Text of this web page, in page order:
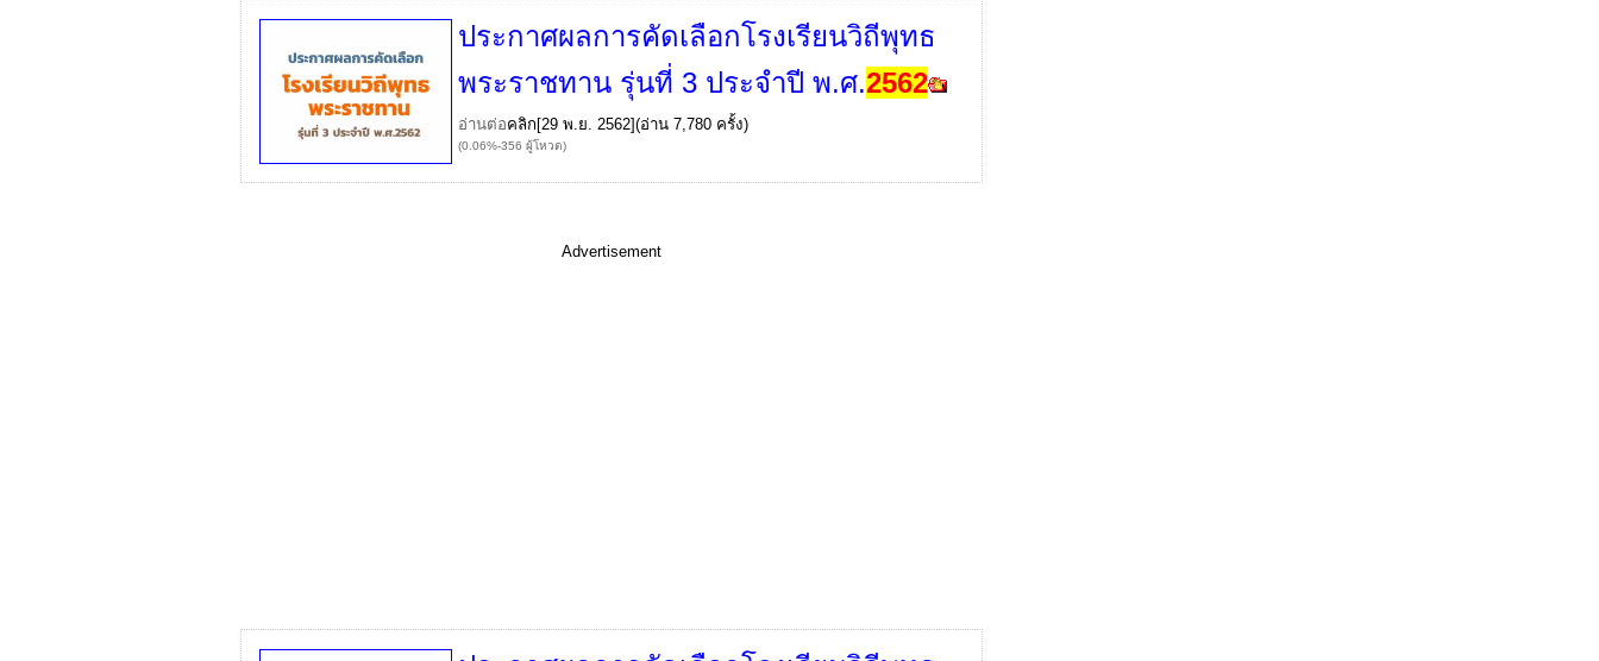
ประกาศผลการคัดเลือกโรงเรียนวิถีพุทธ
พระราชทาน รุ่นที่ 3 ประจำปี พ.ศ.2562
อ่านต่อคลิก[29 พ.ย. 2562](อ่าน 7,780 ครั้ง)
(0.06%-356 ผู้โหวต)
Advertisement